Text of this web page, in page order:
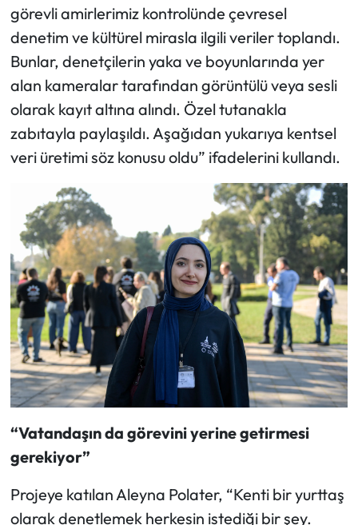
görevli amirlerimiz kontrolünde çevresel
denetim ve kültürel mirasla ilgili veriler toplandı.
Bunlar, denetçilerin yaka ve boyunlarında yer
alan kameralar tarafından görüntülü veya sesli
olarak kayıt altına alındı. Özel tutanakla
zabıtayla paylaşıldı. Aşağıdan yukarıya kentsel
veri üretimi söz konusu oldu” ifadelerini kullandı.
“Vatandaşın da görevini yerine getirmesi
gerekiyor”
Projeye katılan Aleyna Polater, “Kenti bir yurttaş
olarak denetlemek herkesin istediği bir şey.